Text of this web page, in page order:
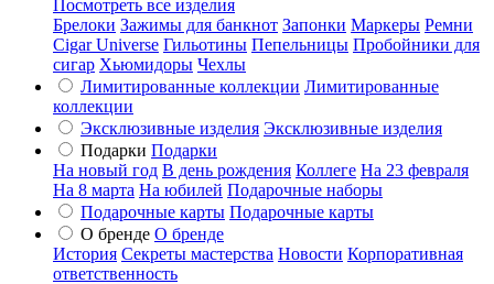
Посмотреть все изделия
Брелоки Зажимы для банкнот Запонки Маркеры Ремни
Cigar Universe Гильотины Пепельницы Пробойники для
сигар Хьюмидоры Чехлы
Лимитированные коллекции Лимитированные
коллекции
Эксклюзивные изделия Эксклюзивные изделия
Подарки Подарки
На новый год В день рождения Коллеге На 23 февраля
На 8 марта На юбилей Подарочные наборы
Подарочные карты Подарочные карты
О бренде О бренде
История Секреты мастерства Новости Корпоративная
ответственность